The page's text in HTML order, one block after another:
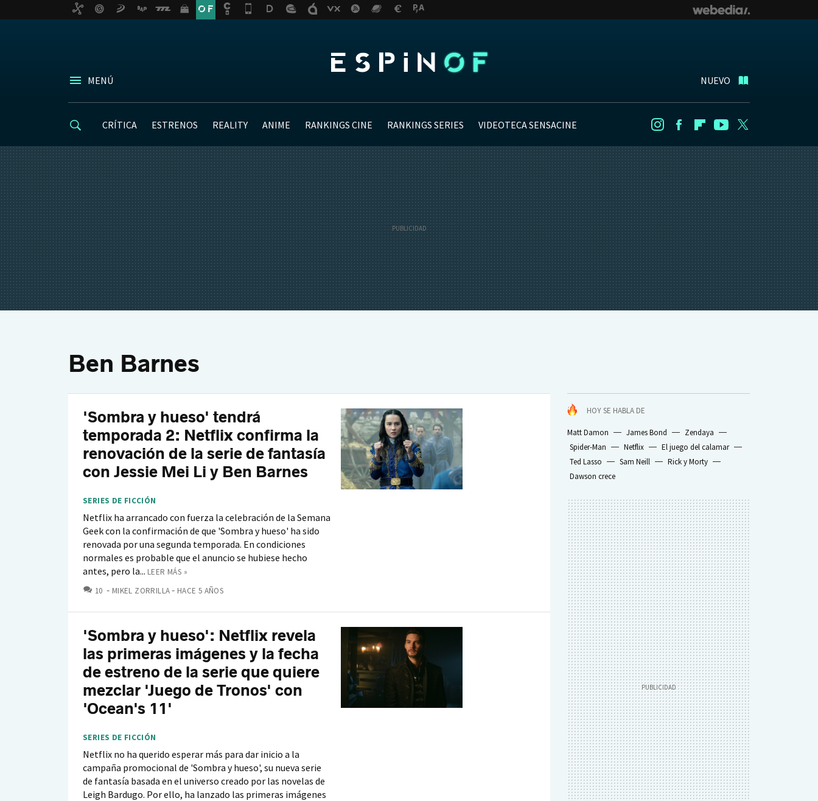
MENÚ NUEVO
CRÍTICA ESTRENOS REALITY ANIME RANKINGS CINE RANKINGS SERIES VIDEOTECA SENSACINE InstagramFacebookFlipboard
Youtube
Ben Barnes
HOY SE HABLA DE
Matt Damon James Bond
Zendaya
Spider-Man
Netflix
El juego del calamar
Ted Lasso
Sam Neill
Rick y Morty
Dawson crece
'Sombra y hueso' tendrá
temporada 2: Netflix confirma la
renovación de la serie de fantasía
con Jessie Mei Li y Ben Barnes
SERIES DE FICCIÓN
Netflix ha arrancado con fuerza la celebración de la Semana
Geek con la confirmación de que 'Sombra y hueso' ha sido
renovada por una segunda temporada. En condiciones
normales es probable que el anuncio se hubiese hecho
antes, pero la... LEER MÁS »
10 COMENTARIOS
MIKEL ZORRILLA HACE 5 AÑOS
'Sombra y hueso': Netflix revela
las primeras imágenes y la fecha
de estreno de la serie que quiere
mezclar 'Juego de Tronos' con
'Ocean's 11'
SERIES DE FICCIÓN
Netflix no ha querido esperar más para dar inicio a la
campaña promocional de 'Sombra y hueso', su nueva serie
de fantasía basada en el universo creado por las novelas de
Leigh Bardugo. Por ello, ha lanzado las primeras imágenes